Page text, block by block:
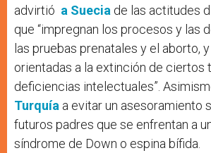
advirtió a Suecia de las actitudes
que “impregnan los procesos y las
las pruebas prenatales y el aborto,
orientadas a la extinción de ciertos
deficiencias intelectuales”.
Turquía a evitar un asesoramiento
futuros padres que se enfrentan a
síndrome de Down o espina bífida.